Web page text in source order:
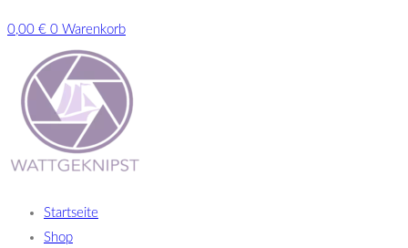
0,00 € 0 Warenkorb
Startseite
Shop